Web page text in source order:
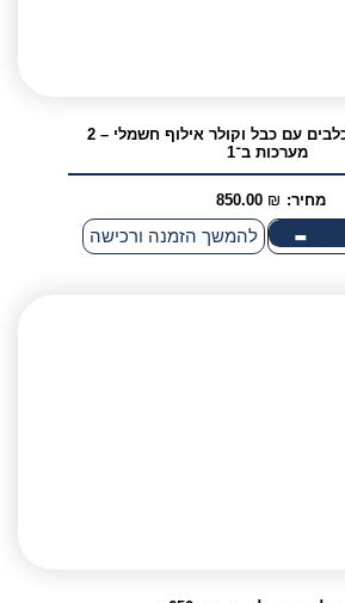
גדר חשמלית לכלבים עם כבל וקולר אילוף חשמלי – 2
מערכות ב־1
מחיר: 850.00 ₪
- להמשך הזמנה ורכישה